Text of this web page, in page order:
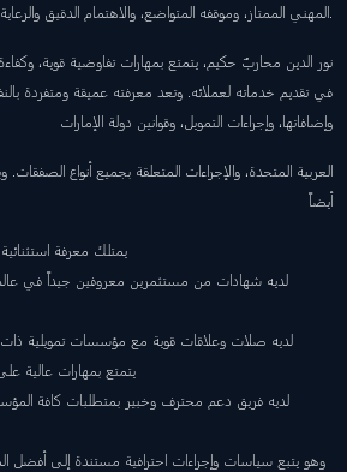
المهني الممتاز، وموقفه المتواضع، والاهتمام الدقيق والرعاية التي يبديها لعملائه.
نور الدين محاربٌ حكيم، يتمتع بمهارات تفاوضية قوية، وكفاءة
في تقديم خدماته لعملائه. وتعد معرفته عميقة ومتفردة
وإضافاتها، وإجراءات التمويل، وقوانين دولة الإمارات
العربية المتحدة، والإجراءات المتعلقة بجميع أنواع
أيضاً
يمتلك معرفة استثنائية
لديه شهادات من مستثمرين معروفين جيداً في عالم
لديه صلات وعلاقات قوية مع مؤسسات تمويلية
يتمتع بمهارات عالية
لديه فريق دعم محترف وخبير بمتطلبات كافة
وهو يتبع سياسات وإجراءات احترافية مستندة إلى أفضل